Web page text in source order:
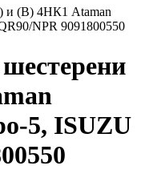
и (В) 4НК1 Ataman
NPR 9091800550
5, ISUZU